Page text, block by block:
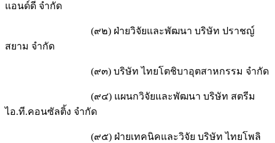
แอนด์ดี จำกัด
(๙๒) ฝ่ายวิจัยและพัฒนา บริษัท ปราชญ์
สยาม จำกัด
(๙๓) บริษัท ไทยโตชิบาอุตสาหกรรม จำกัด
(๙๔) แผนกวิจัยและพัฒนา บริษัท สตรีม
ไอ.ที.คอนซัลติ้ง จำกัด
(๙๕) ฝ่ายเทคนิคและวิจัย บริษัท ไทยโพลิ